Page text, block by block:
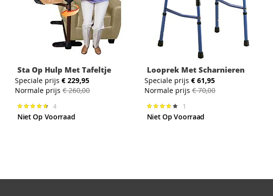
Sta Op Hulp Met Tafeltje
Speciale prijs € 229,95
Normale prijs € 260,00
Waardering:
95%
4
Niet Op Voorraad
Looprek Met Scharnieren
Speciale prijs € 61,95
Normale prijs € 70,00
Waardering:
80%
1
Niet Op Voorraad